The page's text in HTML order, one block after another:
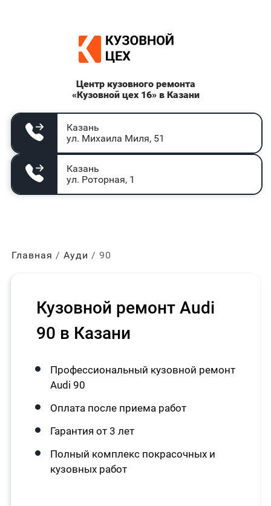
Центр кузовного ремонта
«Кузовной цех 16» в Казани
Казань
ул. Михаила Миля, 51
Казань
ул. Роторная, 1
Главная Ауди 90
Кузовной ремонт Audi
90 в Казани
Профессиональный кузовной ремонт
Audi 90
Оплата после приема работ
Гарантия от 3 лет
Полный комплекс покрасочных и
кузовных работ